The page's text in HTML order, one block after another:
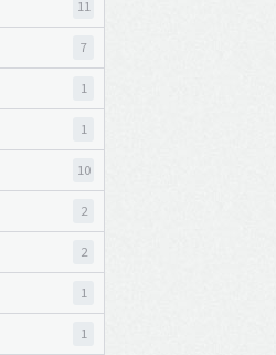
11
7
1
1
10
2
2
1
1